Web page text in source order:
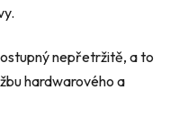
nepřetržitě, a to
hardwarového a